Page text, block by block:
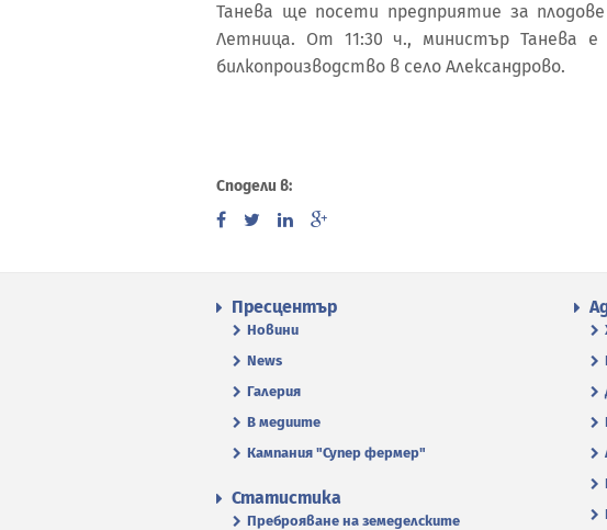
Танева ще посети предприятие за плодове
Летница. От 11:30 ч., министър Танева
билкопроизводство в село Александрово.
Сподели в:
Пресцентър
Новини
News
Галерия
В медиите
Кампания "Супер фермер"
Статистика
Преброяване на земеделските